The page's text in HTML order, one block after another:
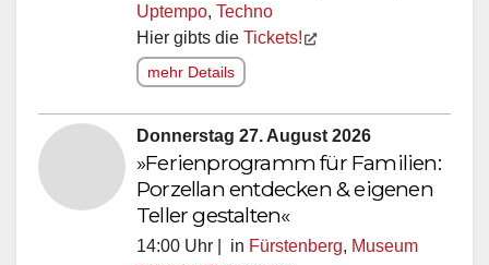
Uptempo, Techno
Hier gibts die Tickets!
mehr Details
Donnerstag 27. August 2026
»Ferienprogramm für Familien:
Porzellan entdecken & eigenen
Teller gestalten«
14:00 Uhr | in Fürstenberg, Museum